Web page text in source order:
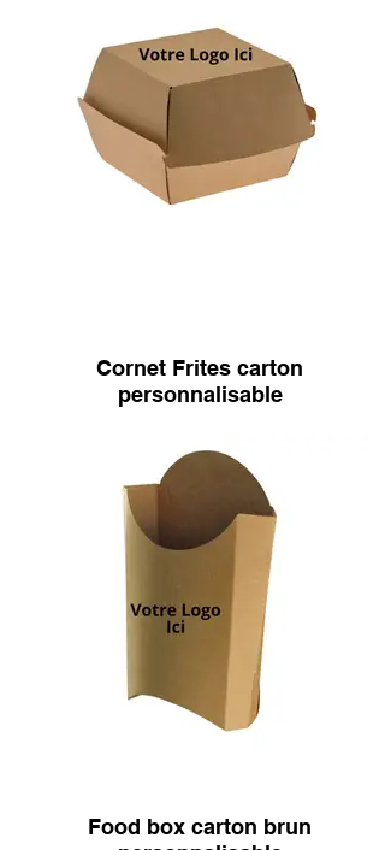
Cornet Frites carton
personnalisable
Food box carton brun